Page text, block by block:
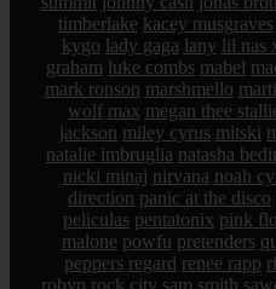
timberlake kacey musgraves
kygo lady gaga lany lil nas
graham luke combs mabel
mark ronson marshmello
wolf max megan thee
jackson miley cyrus mitski
natalie imbruglia natasha
nicki minaj nirvana noah
direction panic at the disco
peliculas pentatonix pink
malone powfu pretenders
peppers regard renee rapp
robyn rock city sam smith